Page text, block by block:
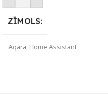
ZĪMOLS
Aqara, Home Assistant